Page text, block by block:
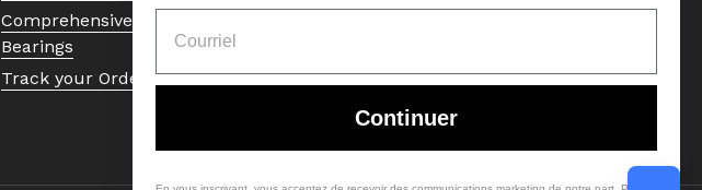
Comprehensive Guide to Ball
Bearings
Track your Order
Continuer